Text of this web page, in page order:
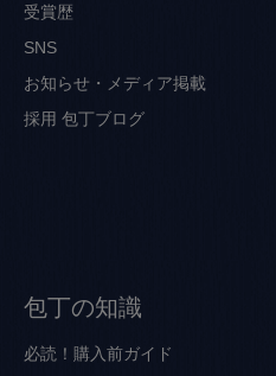
受賞歴
SNS
お知らせ・メディア掲載
採用 包丁ブログ
包丁の知識
必読！購入前ガイド